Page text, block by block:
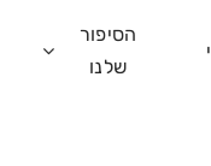
הסיפור
שלנו